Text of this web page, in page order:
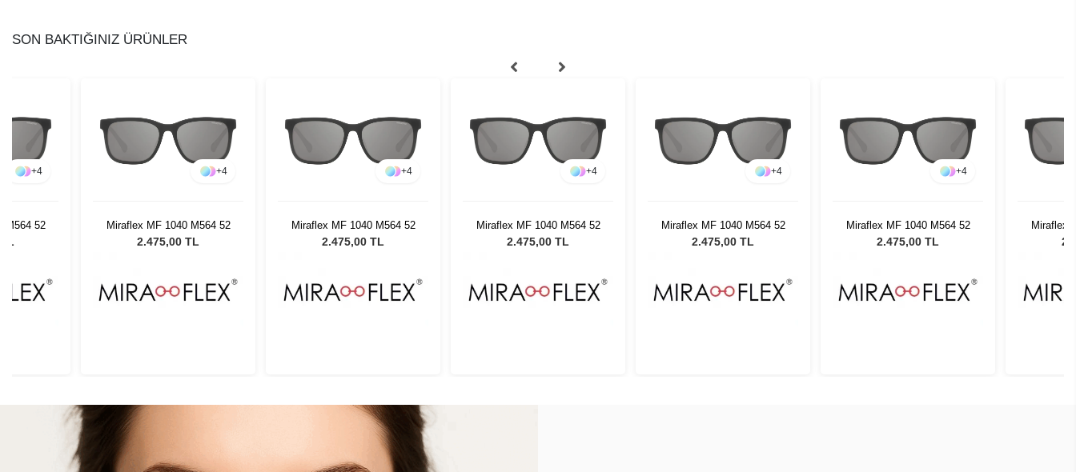
SON BAKTIĞINIZ ÜRÜNLER
+4
M564 52
+4
Miraflex MF 1040 M564 52
2.475,00 TL
+4
Miraflex MF 1040 M564 52
2.475,00 TL
+4
Miraflex MF 1040 M564 52
2.475,00 TL
+4
Miraflex MF 1040 M564 52
2.475,00 TL
+4
Miraflex MF 1040 M564 52
2.475,00 TL
Miraflex